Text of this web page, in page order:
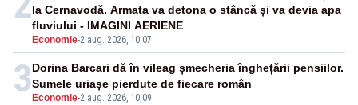
Economie-2 aug. 2026, 10:07
la Cernavodă. Armata va detona o stâncă și va devia apa
fluviului - IMAGINI AERIENE
3 Economie-2 aug. 2026, 10:09
Dorina Barcari dă în vileag șmecheria înghețării pensiilor.
Sumele uriașe pierdute de fiecare român